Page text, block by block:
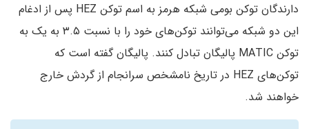
دارندگان توکن بومی شبکه هرمز به اسم توکن HEZ پس از ادغام
این دو شبکه می‌توانند توکن‌های خود را با نسبت ۳.۵ به یک به
توکن MATIC پالیگان تبادل کنند. پالیگان گفته است که
توکن‌های HEZ در تاریخ نامشخص سرانجام از گردش خارج
خواهند شد.